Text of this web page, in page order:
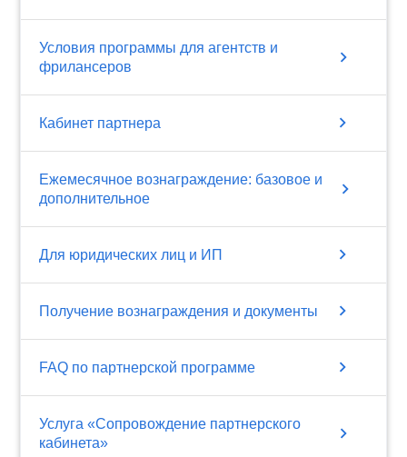
Условия программы для агентств и
фрилансеров
chevron_right
Кабинет партнера chevron_right
Ежемесячное вознаграждение: базовое и
дополнительное
chevron_right
Для юридических лиц и ИП chevron_right
Получение вознаграждения и документы chevron_right
FAQ по партнерской программе chevron_right
Услуга «Сопровождение партнерского
кабинета»
chevron_right